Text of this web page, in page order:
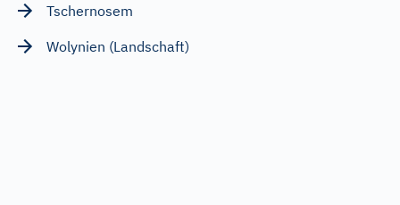
Tschernosem
Wolynien (Landschaft)